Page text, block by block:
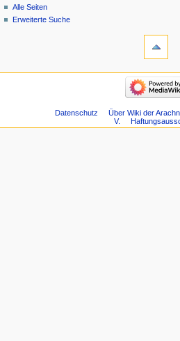
Alle Seiten
Erweiterte Suche
Datenschutz
Über Wiki der
V.